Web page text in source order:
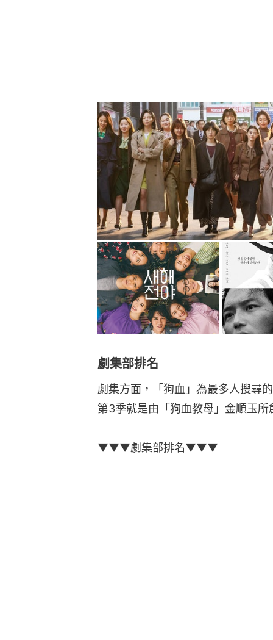
劇集部排名
劇集方面，「狗血」為最多人搜尋
第3季就是由「狗血教母」金順玉
▼▼▼劇集部排名▼▼▼